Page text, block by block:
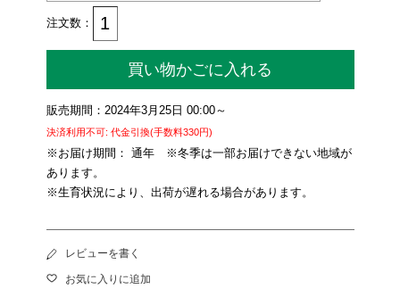
注文数：
買い物かごに入れる
販売期間：2024年3月25日 00:00～
決済利用不可: 代金引換(手数料330円)
※お届け期間： 通年 ※冬季は一部お届けできない地域が
あります。
※生育状況により、出荷が遅れる場合があります。
レビューを書く
お気に入りに追加